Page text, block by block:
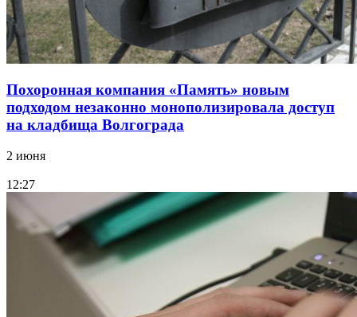
Похоронная компания «Память» новым
подходом незаконно монополизировала доступ
на кладбища Волгограда
2 июня
12:27